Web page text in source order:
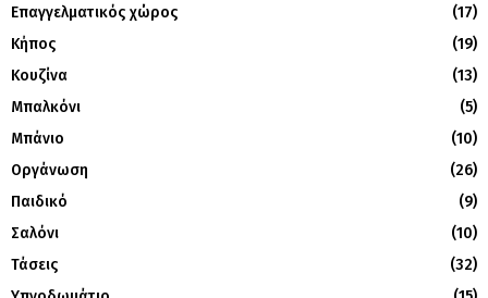
Επαγγελματικός χώρος
(17)
Κήπος
(19)
Κουζίνα
(13)
Μπαλκόνι
(5)
Μπάνιο
(10)
Οργάνωση
(26)
Παιδικό
(9)
Σαλόνι
(10)
Τάσεις
(32)